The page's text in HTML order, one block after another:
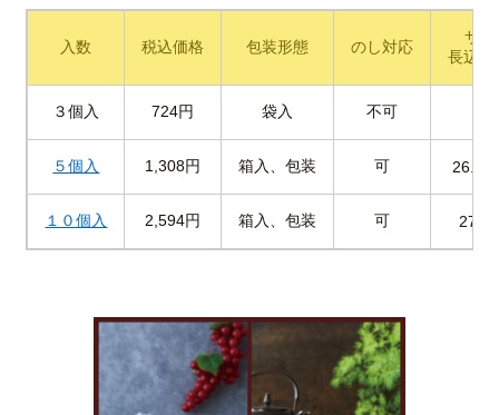
入数 税込価格 包装形態 のし対応
サ
長辺×
３個入 724円 袋入 不可
５個入 1,308円 箱入、包装 可
１０個入 2,594円 箱入、包装 可